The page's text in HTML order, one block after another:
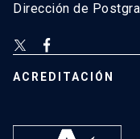
Dirección de
ACREDITACIÓN